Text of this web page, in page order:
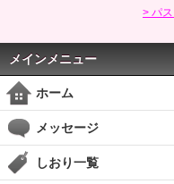
> パ
メインメニュー
ホーム
メッセージ
しおり一覧